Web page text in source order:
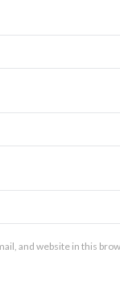
and website in this